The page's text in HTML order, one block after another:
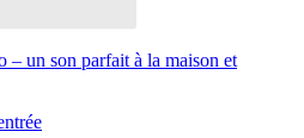
– un son parfait à la maison et